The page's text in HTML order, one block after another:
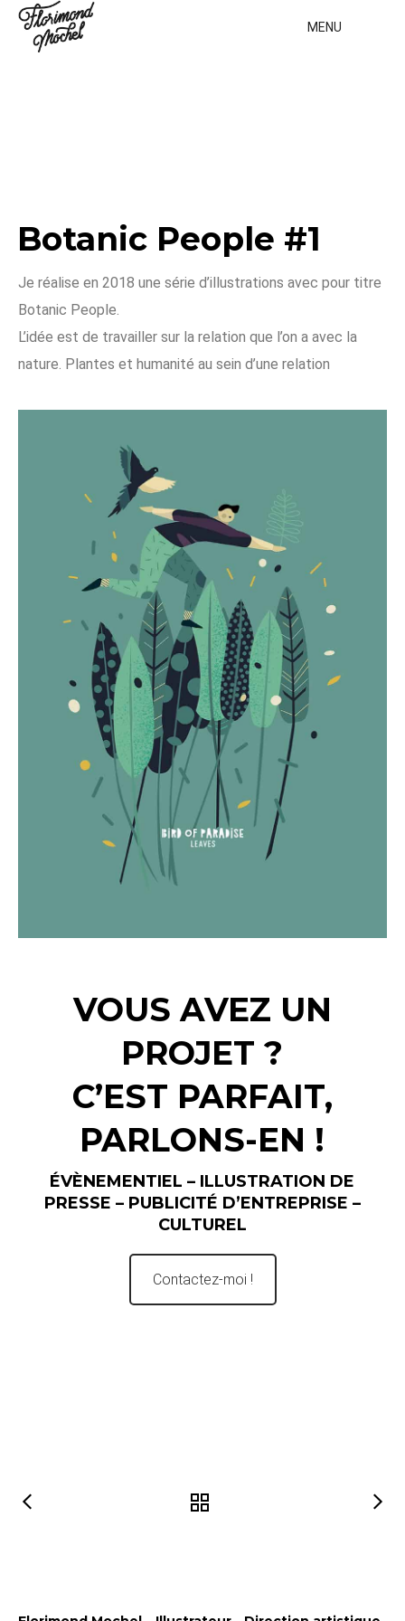
MENU
Botanic People #1
Je réalise en 2018 une série d’illustrations avec pour titre
Botanic People.
L’idée est de travailler sur la relation que l’on a avec la
nature. Plantes et humanité au sein d’une relation
VOUS AVEZ UN
PROJET ?
C’EST PARFAIT,
PARLONS-EN !
ÉVÈNEMENTIEL – ILLUSTRATION DE
PRESSE – PUBLICITÉ D’ENTREPRISE –
CULTUREL
Contactez-moi !